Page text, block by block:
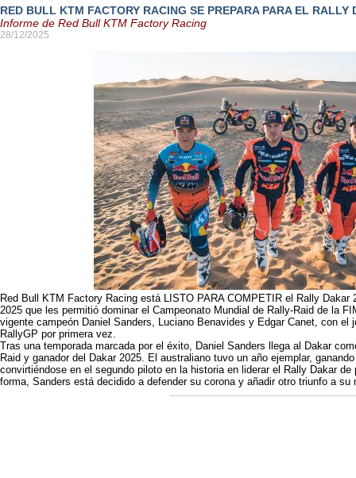
RED BULL KTM FACTORY RACING SE PREPARA PARA EL RALLY
Informe de Red Bull KTM Factory Racing
28/12/2025
Red Bull KTM Factory Racing está LISTO PARA COMPETIR el Rally Dakar
2025 que les permitió dominar el Campeonato Mundial de Rally-Raid de la
vigente campeón Daniel Sanders, Luciano Benavides y Edgar Canet, con el
RallyGP por primera vez.
Tras una temporada marcada por el éxito, Daniel Sanders llega al Dakar
Raid y ganador del Dakar 2025. El australiano tuvo un año ejemplar,
convirtiéndose en el segundo piloto en la historia en liderar el Rally Dakar
forma, Sanders está decidido a defender su corona y añadir otro triunfo a su